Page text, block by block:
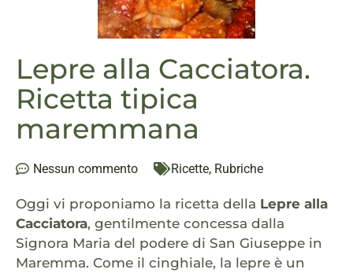
Lepre alla Cacciatora.
Ricetta tipica
maremmana
Nessun commento Ricette, Rubriche
Oggi vi proponiamo la ricetta della Lepre alla
Cacciatora, gentilmente concessa dalla
Signora Maria del podere di San Giuseppe in
Maremma. Come il cinghiale, la lepre è un